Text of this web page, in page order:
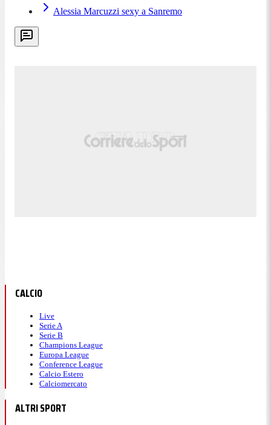
Alessia Marcuzzi sexy a Sanremo
CALCIO
Live
Serie A
Serie B
Champions League
Europa League
Conference League
Calcio Estero
Calciomercato
ALTRI SPORT